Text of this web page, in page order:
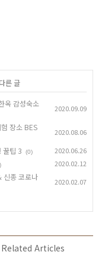
른 글
옥 감성숙소
2020.09.09
장소 BES
2020.08.06
꿀팁 3 (0) 2020.06.26
2020.02.12
신종 코로나
2020.02.07
Related Articles